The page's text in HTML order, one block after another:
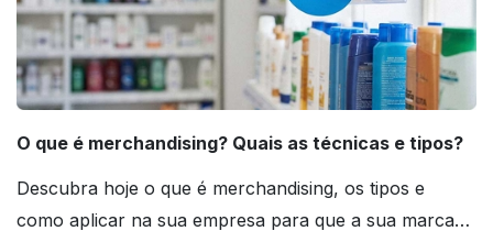
O que é merchandising? Quais as técnicas e tipos?
Descubra hoje o que é merchandising, os tipos e
como aplicar na sua empresa para que a sua marca